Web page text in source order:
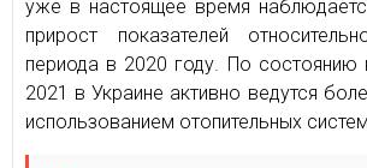
уже в настоящее время
прирост показателей
периода в 2020 году. По состоянию
2021 в Украине активно ведутся
использованием отопительных